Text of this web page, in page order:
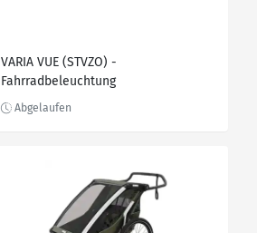
VARIA VUE (STVZO) -
Fahrradbeleuchtung